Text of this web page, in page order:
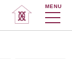
MENU